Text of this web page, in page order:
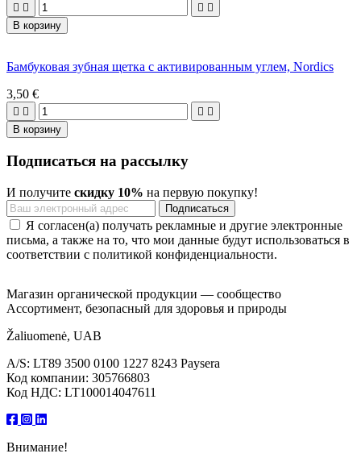
   
В корзину
Бамбуковая зубная щетка с активированным углем, Nordics
3,50 €
   
В корзину
Подписаться на рассылку
И получите скидку 10% на первую покупку!
Я согласен(а) получать рекламные и другие электронные
письма, а также на то, что мои данные будут использоваться в
соответствии с политикой конфиденциальности.
Магазин органической продукции — сообщество
Ассортимент, безопасный для здоровья и природы
Žaliuomenė, UAB
A/S: LT89 3500 0100 1227 8243 Paysera
Код компании: 305766803
Код НДС: LT100014047611
Внимание!